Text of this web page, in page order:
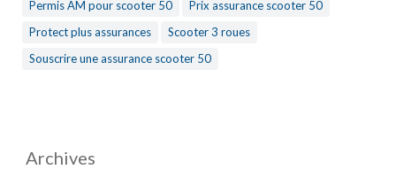
Permis AM pour scooter 50
Prix assurance scooter 50
Protect plus assurances
Scooter 3 roues
Souscrire une assurance scooter 50
Archives